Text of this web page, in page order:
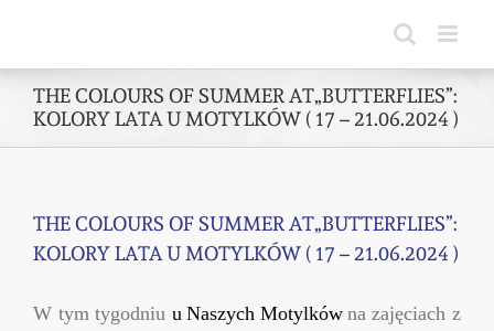
THE COLOURS OF SUMMER AT„BUTTERFLIES”:
KOLORY LATA U MOTYLKÓW ( 17 – 21.06.2024 )
THE COLOURS OF SUMMER AT„BUTTERFLIES”:
KOLORY LATA U MOTYLKÓW ( 17 – 21.06.2024 )
W tym tygodniu u Naszych Motylków na zajęciach z